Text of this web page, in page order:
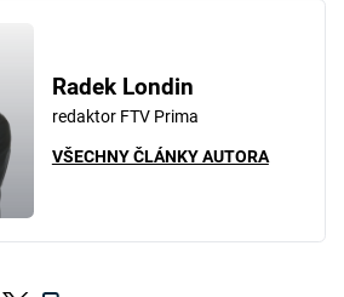
Radek Londin
redaktor FTV Prima
VŠECHNY ČLÁNKY AUTORA